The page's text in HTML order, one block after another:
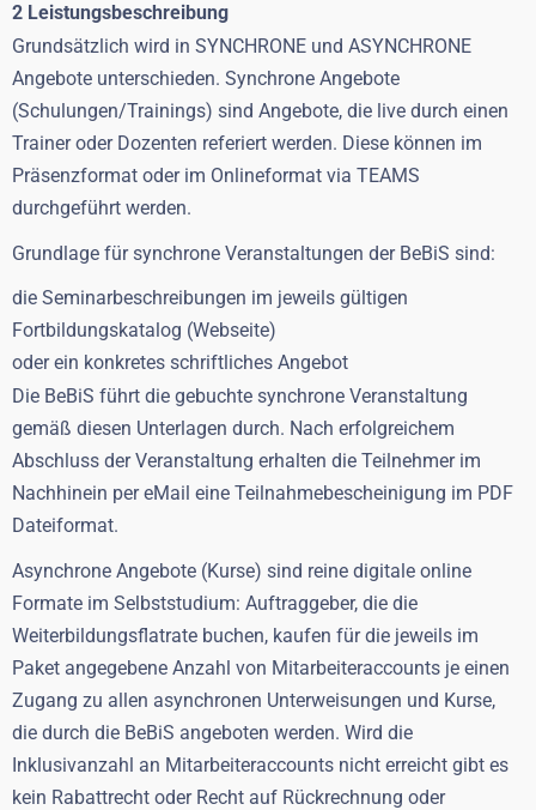
2 Leistungsbeschreibung
Grundsätzlich wird in SYNCHRONE und ASYNCHRONE
Angebote unterschieden. Synchrone Angebote
(Schulungen/Trainings) sind Angebote, die live durch einen
Trainer oder Dozenten referiert werden. Diese können im
Präsenzformat oder im Onlineformat via TEAMS
durchgeführt werden.
Grundlage für synchrone Veranstaltungen der BeBiS sind:
die Seminarbeschreibungen im jeweils gültigen
Fortbildungskatalog (Webseite)
oder ein konkretes schriftliches Angebot
Die BeBiS führt die gebuchte synchrone Veranstaltung
gemäß diesen Unterlagen durch. Nach erfolgreichem
Abschluss der Veranstaltung erhalten die Teilnehmer im
Nachhinein per eMail eine Teilnahmebescheinigung im PDF
Dateiformat.
Asynchrone Angebote (Kurse) sind reine digitale online
Formate im Selbststudium: Auftraggeber, die die
Weiterbildungsflatrate buchen, kaufen für die jeweils im
Paket angegebene Anzahl von Mitarbeiteraccounts je einen
Zugang zu allen asynchronen Unterweisungen und Kurse,
die durch die BeBiS angeboten werden. Wird die
Inklusivanzahl an Mitarbeiteraccounts nicht erreicht gibt es
kein Rabattrecht oder Recht auf Rückrechnung oder